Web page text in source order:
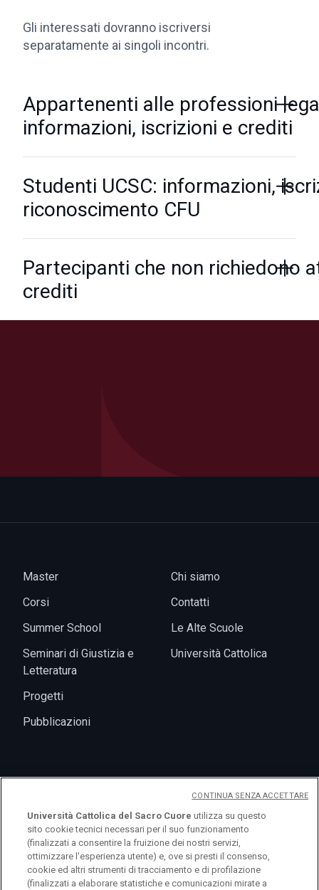
Gli interessati dovranno iscriversi
separatamente ai singoli incontri.
Appartenenti alle professioni
informazioni, iscrizioni e crediti
Studenti UCSC: informazioni,
riconoscimento CFU
Partecipanti che non richiedono
crediti
Master
Corsi
Summer School
Seminari di Giustizia e
Letteratura
Progetti
Pubblicazioni
Chi siamo
Contatti
Le Alte Scuole
Università Cattolica
News
Università Cattolica del Sacro Cuore utilizza su questo
sito cookie tecnici necessari per il suo funzionamento
(finalizzati a consentire la fruizione dei nostri servizi,
ottimizzare l'esperienza utente) e, ove si presti il consenso,
cookie ed altri strumenti di tracciamento e di profilazione
(finalizzati a elaborare statistiche e comunicazioni mirate a
CONTINUA SENZA ACCETTARE